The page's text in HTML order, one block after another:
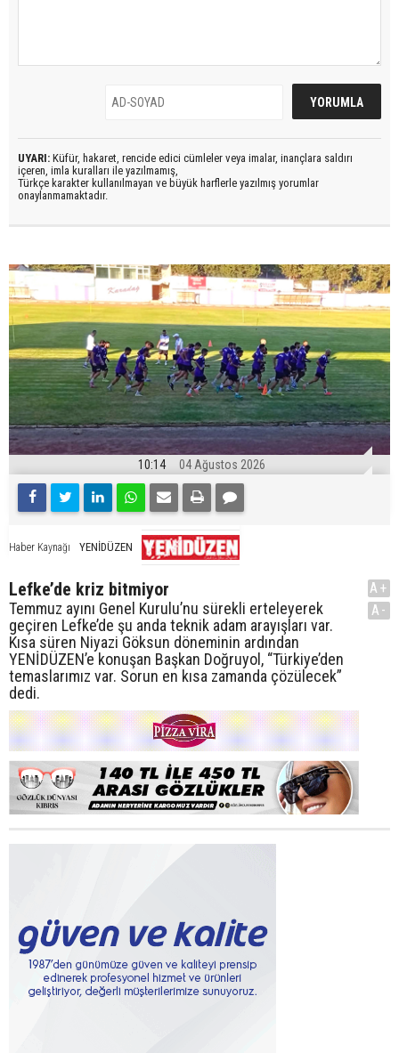
UYARI: Küfür, hakaret, rencide edici cümleler veya imalar, inançlara saldırı
içeren, imla kuralları ile yazılmamış,
Türkçe karakter kullanılmayan ve büyük harflerle yazılmış yorumlar
onaylanmamaktadır.
10:14 04 Ağustos 2026
Haber Kaynağı YENİDÜZEN
Lefke’de kriz bitmiyor
Temmuz ayını Genel Kurulu’nu sürekli erteleyerek
geçiren Lefke’de şu anda teknik adam arayışları var.
Kısa süren Niyazi Göksun döneminin ardından
YENİDÜZEN’e konuşan Başkan Doğruyol, “Türkiye’den
temaslarımız var. Sorun en kısa zamanda çözülecek”
dedi.
A+
A-